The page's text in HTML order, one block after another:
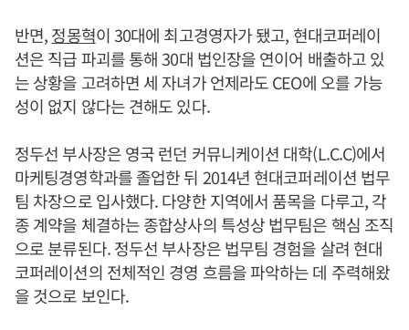
반면,정몽혁이 30대에 최고경영자가 됐고, 현대코퍼레이
션은 직급 파괴를 통해 30대 법인장을 연이어 배출하고 있
는 상황을 고려하면 세 자녀가 언제라도 CEO에 오를 가능
성이 없지 않다는 견해도 있다.
정두선 부사장은 영국 런던 커뮤니케이션 대학(L.C.C)에서
마케팅경영학과를 졸업한 뒤 2014년 현대코퍼레이션 법무
팀 차장으로 입사했다. 다양한 지역에서 품목을 다루고, 각
종 계약을 체결하는 종합상사의 특성상 법무팀은 핵심 조직
으로 분류된다. 정두선 부사장은 법무팀 경험을 살려 현대
코퍼레이션의 전체적인 경영 흐름을 파악하는 데 주력해왔
을 것으로 보인다.